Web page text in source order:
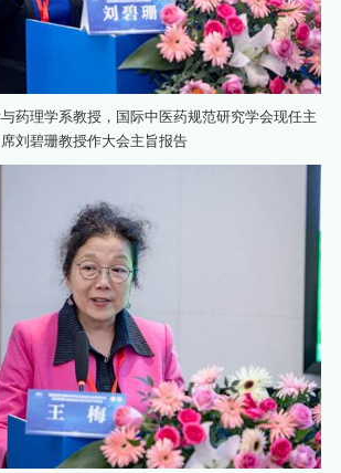
药理学系教授，国际中医药规范研究学会现任主
席刘碧珊教授作大会主旨报告